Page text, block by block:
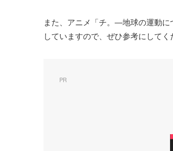
また、アニメ「チ。―地球の運動
していますので、ぜひ参考にしてく
PR